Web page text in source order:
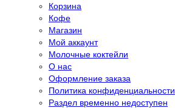
Корзина
Кофе
Магазин
Мой аккаунт
Молочные коктейли
О нас
Оформление заказа
Политика конфиденциальности
Раздел временно недоступен